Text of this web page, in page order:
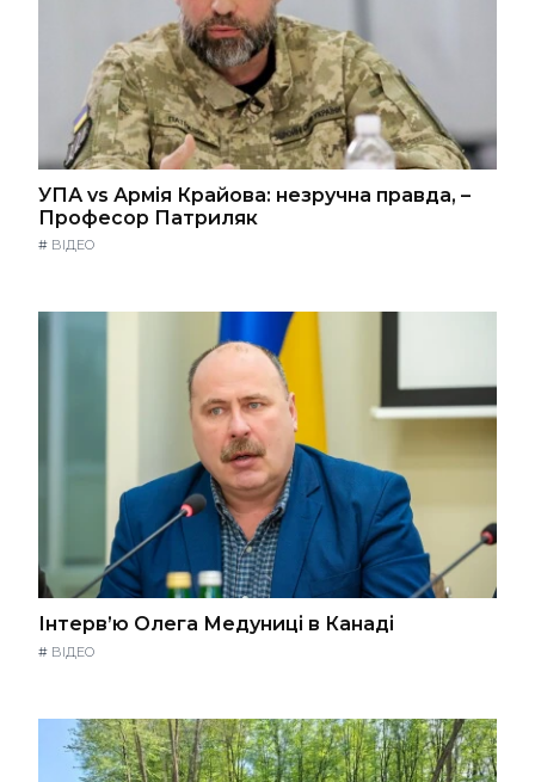
УПА vs Армія Крайова: незручна правда, –
Професор Патриляк
# ВІДЕО
Інтерв’ю Олега Медуниці в Канаді
# ВІДЕО